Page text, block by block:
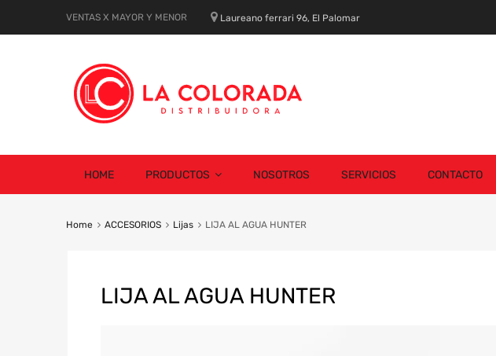
VENTAS X MAYOR Y MENOR Laureano ferrari 96, El Palomar
content
HOME PRODUCTOS NOSOTROS SERVICIOS CONTACTO
Home ACCESORIOS Lijas LIJA AL AGUA HUNTER
LIJA AL AGUA HUNTER